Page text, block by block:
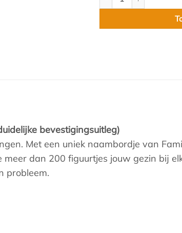
bevestigingsuitleg)
Met een uniek naambordje van
dan 200 figuurtjes jouw gezin bij
probleem.